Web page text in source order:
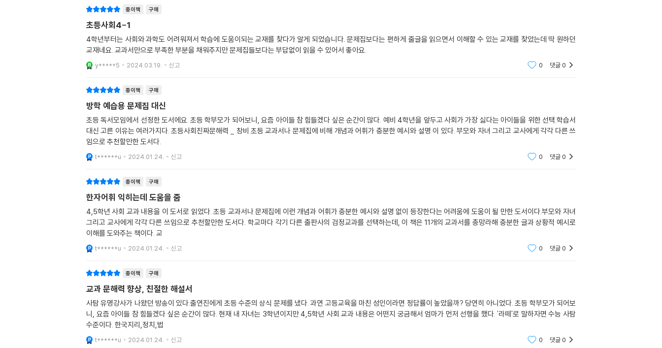
종이책 구매
초등사회4-1
4학년부터는 사회와 과학도 어려워져서 학습에 도움이되는 교재를 찾다가 알게 되었습니다. 문제집보다는 편하게 줄글을 읽으면서 이해할 수 있는 교재를 찾았는데 딱 원하던
교재네요. 교과서만으로 부족한 부분을 채워주지만 문제집들보다는 부답없이 읽을 수 있어서 좋아요.
y*****5 2024.03.19. 신고 0 댓글0
종이책 구매
방학 예습용 문제집 대신
초등 독서모임에서 선정한 도서에요. 초등 학부모가 되어보니, 요즘 아이들 참 힘들겠다 싶은 순간이 많다. 예비 4학년을 앞두고 사회가 가장 싫다는 아이들을 위한 선택.학습서
대신 고른 이유는 여러가지다. 초등사회진짜문해력 _ 창비 초등 교과서나 문제집에 비해 개념과 어휘가 충분한 예시와 설명 이 있다. 부모와 자녀 그리고 교사에게 각각 다른 쓰
임으로 추천할만한 도서다.
t******u 2024.01.24. 신고 0 댓글0
종이책 구매
한자어휘 익히는데 도움을 줌
4,5학년 사회 교과 내용을 이 도서로 읽었다. 초등 교과서나 문제집에 이런 개념과 어휘가 충분한 예시와 설명 없이 등장한다는 어려움에 도움이 될 만한 도서이다.부모와 자녀
그리고 교사에게 각각 다른 쓰임으로 추천할만한 도서다. 학교마다 각기 다른 출판사의 검정교과를 선택하는데, 이 책은 11개의 교과서를 총망라해 충분한 글과 상황적 예시로
이해를 도와주는 책이다. 교
t******u 2024.01.24. 신고 0 댓글0
종이책 구매
교과 문해력 향상, 친절한 해설서
사탐 유명강사가 나왔던 방송이 있다.출연진에게 초등 수준의 상식 문제를 냈다. 과연 고등교육을 마친 성인이라면 정답률이 높았을까? 당연히 아니었다. 초등 학부모가 되어보
니, 요즘 아이들 참 힘들겠다 싶은 순간이 많다. 현재 내 자녀는 3학년이지만 4,5학년 사회 교과 내용은 어떤지 궁금해서 엄마가 먼저 선행을 했다. '라떼'로 말하자면 수능 사탐
수준이다. 한국지리,정치,법
t******u 2024.01.24. 신고 0 댓글0